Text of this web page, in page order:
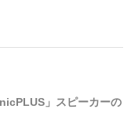
」スピーカーの